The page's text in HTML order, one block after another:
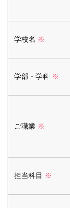
学校名 ※
学部・学科 ※
ご職業 ※
担当科目 ※